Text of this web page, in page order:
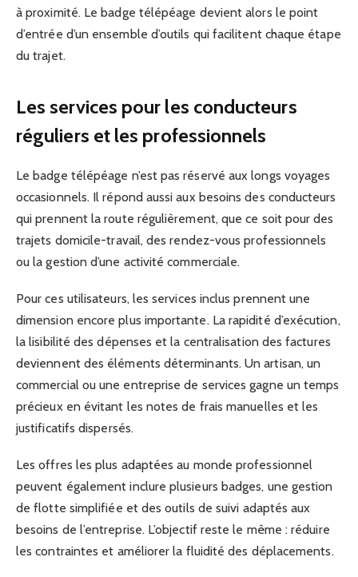
à proximité. Le badge télépéage devient alors le point
d’entrée d’un ensemble d’outils qui facilitent chaque étape
du trajet.
Les services pour les conducteurs
réguliers et les professionnels
Le badge télépéage n’est pas réservé aux longs voyages
occasionnels. Il répond aussi aux besoins des conducteurs
qui prennent la route régulièrement, que ce soit pour des
trajets domicile-travail, des rendez-vous professionnels
ou la gestion d’une activité commerciale.
Pour ces utilisateurs, les services inclus prennent une
dimension encore plus importante. La rapidité d’exécution,
la lisibilité des dépenses et la centralisation des factures
deviennent des éléments déterminants. Un artisan, un
commercial ou une entreprise de services gagne un temps
précieux en évitant les notes de frais manuelles et les
justificatifs dispersés.
Les offres les plus adaptées au monde professionnel
peuvent également inclure plusieurs badges, une gestion
de flotte simplifiée et des outils de suivi adaptés aux
besoins de l’entreprise. L’objectif reste le même : réduire
les contraintes et améliorer la fluidité des déplacements.